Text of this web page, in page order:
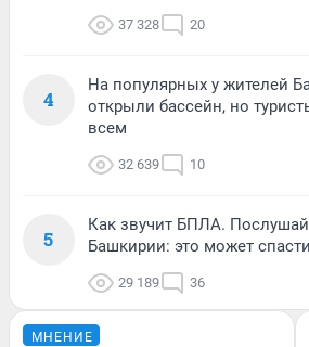
37 328 20
4
На популярных у жителей
открыли бассейн, но
всем
32 639 10
5
Как звучит БПЛА.
Башкирии: это может
29 189 36
МНЕНИЕ